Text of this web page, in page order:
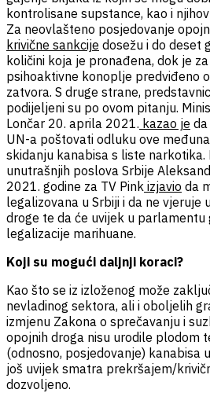
kontrolisane supstance, kao i
Za neovlašteno posjedovanje
krivične sankcije dosežu i do deset
količini koja je pronađena, dok je
psihoaktivne konoplje predviđeno
zatvora. S druge strane,
podijeljeni su po ovom pitanju.
Lončar 20. aprila 2021. kazao je
UN-a poštovati odluku ove
skidanju kanabisa s liste narkotika.
unutrašnjih poslova Srbije
2021. godine za TV Pink izjavio da
legalizovana u Srbiji i da ne vjeruje
droge te da će uvijek u
legalizacije marihuane.
Koji su mogući daljnji koraci?
Kao što se iz izloženog može
nevladinog sektora, ali i oboljelih
izmjenu Zakona o sprečavanju i
opojnih droga nisu urodile plodom
(odnosno, posjedovanje) kanabisa
još uvijek smatra prekršajem/
dozvoljeno.